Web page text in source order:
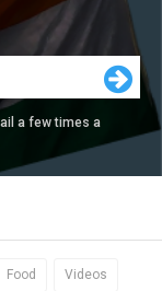
a few times a
Food Videos